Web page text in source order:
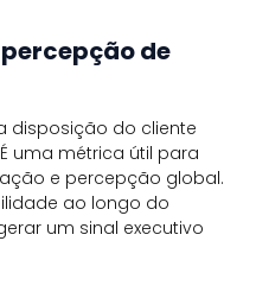
de
disposição do cliente
uma métrica útil para
e percepção global.
ao longo do
um sinal executivo